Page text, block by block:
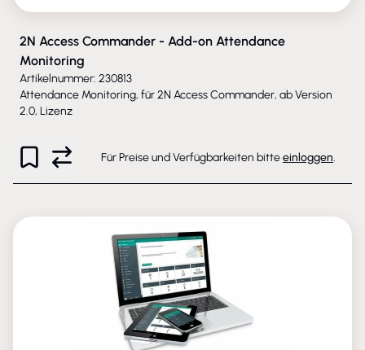
2N Access Commander - Add-on Attendance
Monitoring
Artikelnummer: 230813
Attendance Monitoring, für 2N Access Commander, ab Version
2.0, Lizenz
Für Preise und Verfügbarkeiten bitteeinloggen.